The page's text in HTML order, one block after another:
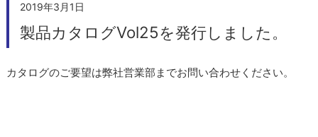
2019年3月1日
製品カタログVol25を発行しました。
カタログのご要望は弊社営業部までお問い合わせください。